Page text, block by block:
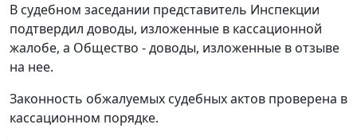
В судебном заседании представитель Инспекции
подтвердил доводы, изложенные в кассационной
жалобе, а Общество - доводы, изложенные в отзыве
на нее.
Законность обжалуемых судебных актов проверена в
кассационном порядке.